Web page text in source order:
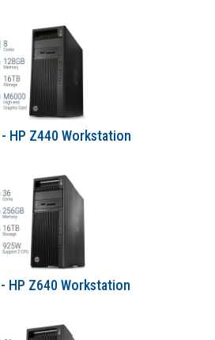
- HP Z440 Workstation
- HP Z640 Workstation